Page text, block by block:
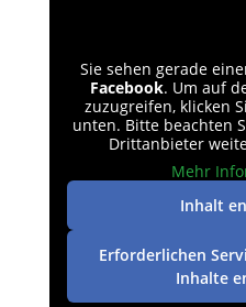
Sie sehen gerade
Facebook. Um auf
zuzugreifen, klicken
unten. Bitte beachten
Drittanbieter
Mehr
Inhalt
Erforderlichen
Inhalte